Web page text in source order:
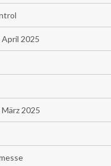
2025
2025